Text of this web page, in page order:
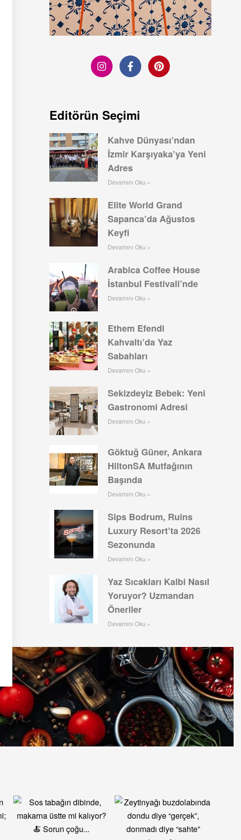
Editörün Seçimi
Kahve Dünyası’ndan
İzmir Karşıyaka’ya Yeni
Adres
Devamını Oku »
Elite World Grand
Sapanca’da Ağustos
Keyfi
Devamını Oku »
Arabica Coffee House
İstanbul Festivali’nde
Devamını Oku »
Ethem Efendi
Kahvaltı’da Yaz
Sabahları
Devamını Oku »
Sekizdeyiz Bebek: Yeni
Gastronomi Adresi
Devamını Oku »
Göktuğ Güner, Ankara
HiltonSA Mutfağının
Başında
Devamını Oku »
Sips Bodrum, Ruins
Luxury Resort’ta 2026
Sezonunda
Devamını Oku »
Yaz Sıcakları Kalbi Nasıl
Yoruyor? Uzmandan
Öneriler
Devamını Oku »